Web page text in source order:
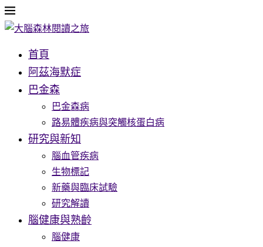
首頁
阿茲海默症
巴金森
巴金森病
路易體疾病與突觸核蛋白病
研究與新知
腦血管疾病
生物標記
新藥與臨床試驗
研究解讀
腦健康與熟齡
腦健康